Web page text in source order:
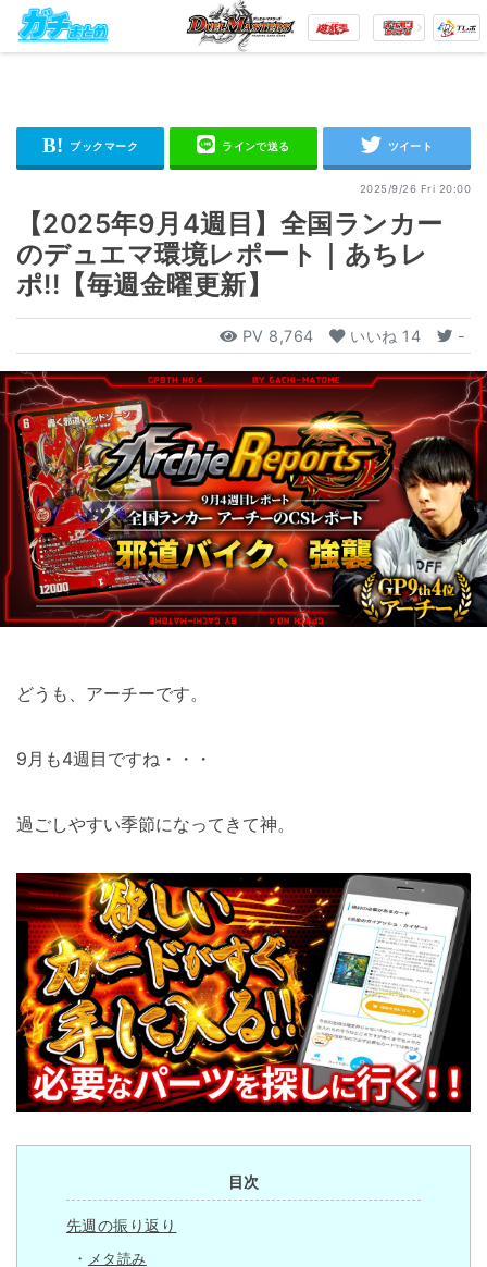
2025/9/26 Fri 20:00
【2025年9月4週目】全国ランカー
のデュエマ環境レポート｜あちレ
ポ!!【毎週金曜更新】
PV 8,764 いいね 14 -
どうも、アーチーです。
9月も4週目ですね・・・
過ごしやすい季節になってきて神。
目次
先週の振り返り
メタ読み